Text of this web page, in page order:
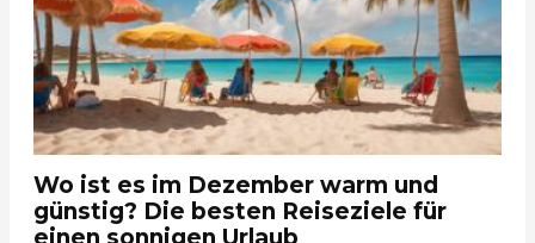
Wo ist es im Dezember warm und
günstig? Die besten Reiseziele für
einen sonnigen Urlaub